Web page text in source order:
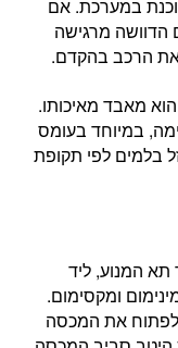
במערכת. אם
הדוושה מרגישה
את הרכב בהקדם.
מאבד מאיכותו.
במיוחד בעומס
בלמים לפי תקופת
תא המנוע, ליד
ומקסימום.
את המכסה